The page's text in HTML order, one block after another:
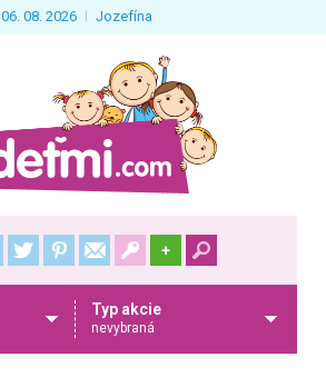
06. 08. 2026 Jozefína
+
Typ akcie
nevybraná